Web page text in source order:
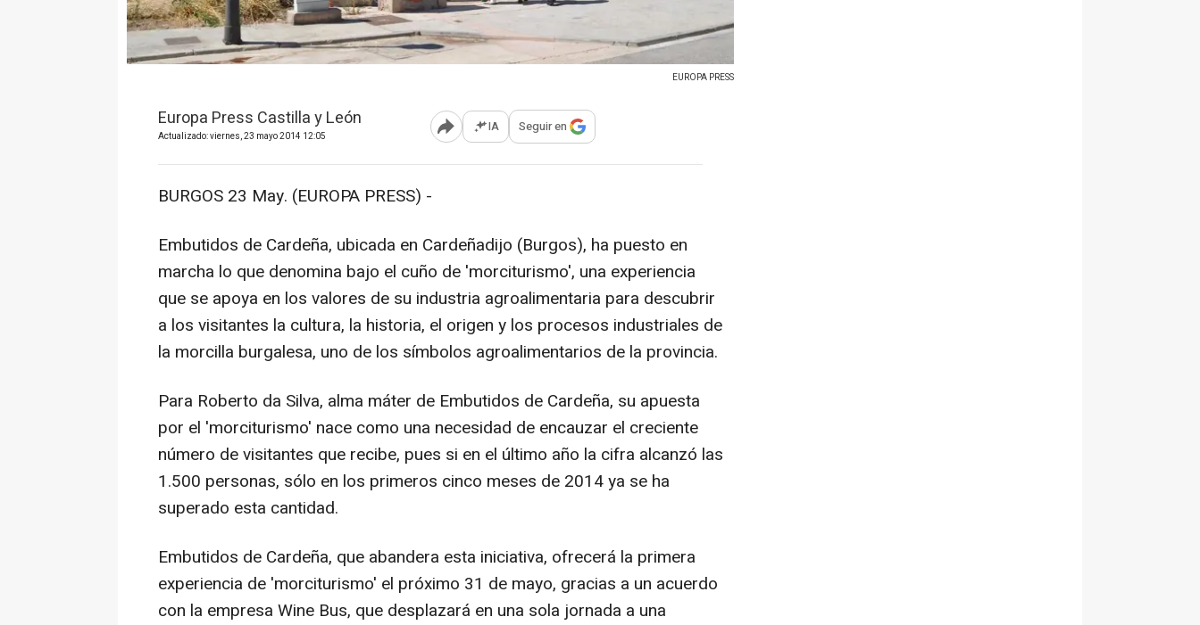
EUROPA PRESS
Europa Press Castilla y León
Actualizado: viernes, 23 mayo 2014 12:05 Abrir opciones para compartir
IA Seguir en
BURGOS 23 May. (EUROPA PRESS) -
Embutidos de Cardeña, ubicada en Cardeñadijo (Burgos), ha puesto en
marcha lo que denomina bajo el cuño de 'morciturismo', una experiencia
que se apoya en los valores de su industria agroalimentaria para descubrir
a los visitantes la cultura, la historia, el origen y los procesos industriales de
la morcilla burgalesa, uno de los símbolos agroalimentarios de la provincia.
Para Roberto da Silva, alma máter de Embutidos de Cardeña, su apuesta
por el 'morciturismo' nace como una necesidad de encauzar el creciente
número de visitantes que recibe, pues si en el último año la cifra alcanzó las
1.500 personas, sólo en los primeros cinco meses de 2014 ya se ha
superado esta cantidad.
Embutidos de Cardeña, que abandera esta iniciativa, ofrecerá la primera
experiencia de 'morciturismo' el próximo 31 de mayo, gracias a un acuerdo
con la empresa Wine Bus, que desplazará en una sola jornada a una